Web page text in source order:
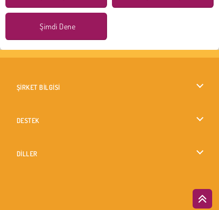
Şimdi Dene
ŞİRKET BİLGİSİ
DESTEK
DİLLER